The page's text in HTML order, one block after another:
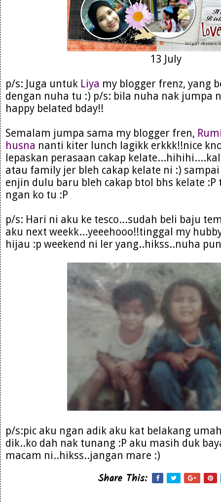
13 July
p/s: Juga untuk Liya my blogger frenz, yang
dengan nuha tu :) p/s: bila nuha nak jumpa
happy belated bday!!
Semalam jumpa sama my blogger fren,
husna nanti kiter lunch lagikk erkkk!!nice
lepaskan perasaan cakap
atau family jer bleh cakap kelate ni :)
enjin dulu baru bleh cakap btol bhs kelate
ngan ko tu :P
p/s: Hari ni aku ke tesco...sudah beli baju
aku next weekk...yeeehooo!!tinggal my
hijau :p weekend ni ler yang..hikss..nuha
p/s:pic aku ngan adik aku kat belakang
dik..ko dah nak tunang :P aku masih duk
macam ni..hikss..jangan mare :)
Share This: